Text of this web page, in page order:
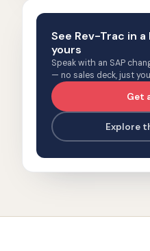
See Rev-Trac in
yours
Speak with an SAP
— no sales deck, just
Get
Explore